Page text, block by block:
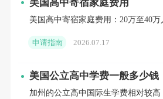
校园生活同样多姿多彩。学
团，从辩论社、报社到环保
几乎涵盖所有兴趣领域。辩
学生则在校园内外挖掘新闻
美国高中寄宿家庭费用
美国高中寄宿家庭费用：20万至40万
申请指南 2026.07.17
美国公立高中学费一般多少钱
加州的公立高中国际生学费相对较